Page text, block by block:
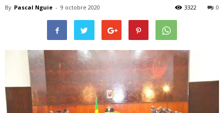
By Pascal Nguie - 9 octobre 2020 0
3322